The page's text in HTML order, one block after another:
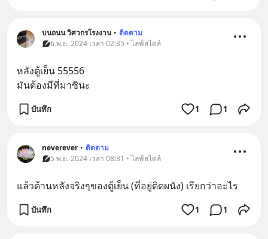
บนถนน วิศวกรโรงงาน • ติดตาม
6 พ.ย. 2024 เวลา 02:35 • ไลฟ์สไตล์
หลังตู้เย็น 55556
มันต้องมีที่มาซินะ
บันทึก 1 1
neverever • ติดตาม
5 พ.ย. 2024 เวลา 08:31 • ไลฟ์สไตล์
แล้วด้านหลังจริงๆของตู้เย็น (ที่อยู่ติดผนัง) เรียกว่าอะไร
บันทึก 1 1